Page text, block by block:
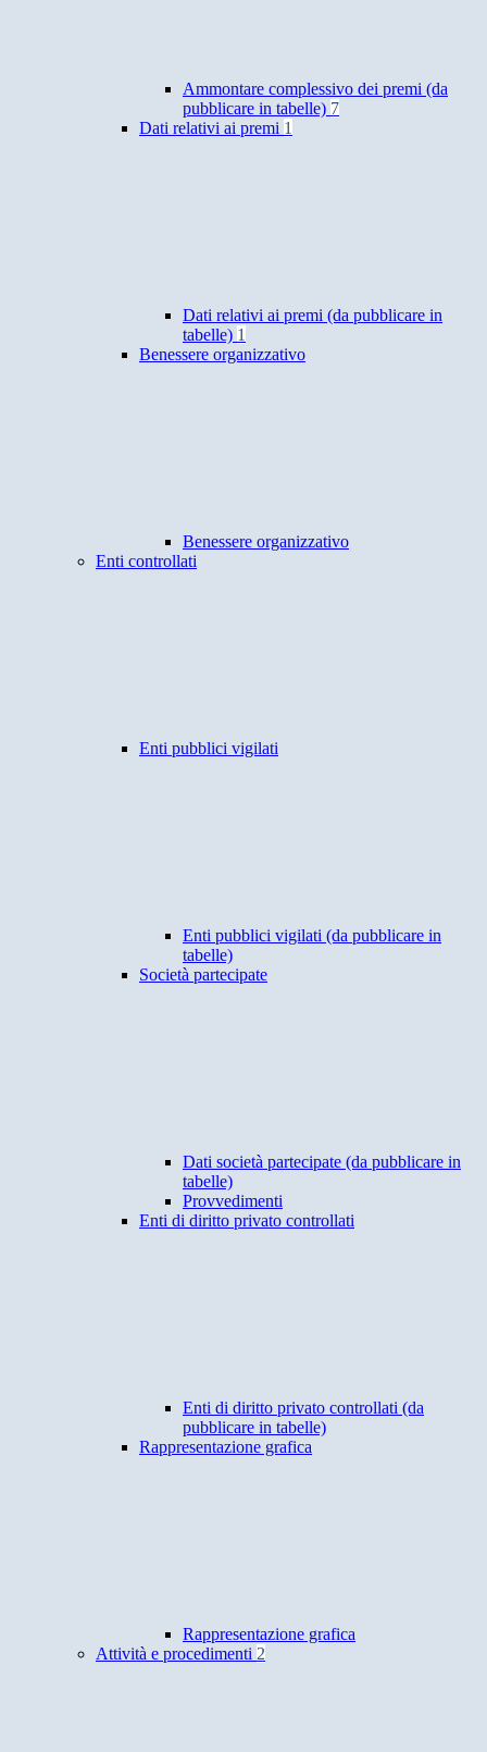
Ammontare complessivo dei premi (da
pubblicare in tabelle) 7
Dati relativi ai premi 1
Dati relativi ai premi (da pubblicare in
tabelle) 1
Benessere organizzativo
Benessere organizzativo
Enti controllati
Enti pubblici vigilati
Enti pubblici vigilati (da pubblicare in
tabelle)
Società partecipate
Dati società partecipate (da pubblicare in
tabelle)
Provvedimenti
Enti di diritto privato controllati
Enti di diritto privato controllati (da
pubblicare in tabelle)
Rappresentazione grafica
Rappresentazione grafica
Attività e procedimenti 2